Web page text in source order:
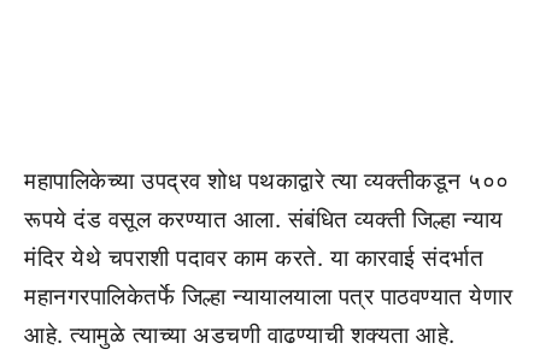
महापालिकेच्या उपद्रव शोध पथकाद्वारे त्या व्यक्तीकडून ५००
रूपये दंड वसूल करण्यात आला. संबंधित व्यक्ती जिल्हा न्याय
मंदिर येथे चपराशी पदावर काम करते. या कारवाई संदर्भात
महानगरपालिकेतर्फे जिल्हा न्यायालयाला पत्र पाठवण्यात येणार
आहे. त्यामुळे त्याच्या अडचणी वाढण्याची शक्यता आहे.